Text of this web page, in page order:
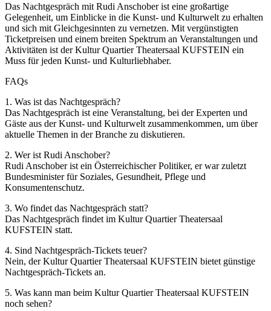
Das Nachtgespräch mit Rudi Anschober ist eine großartige
Gelegenheit, um Einblicke in die Kunst- und Kulturwelt zu erhalten
und sich mit Gleichgesinnten zu vernetzen. Mit vergünstigten
Ticketpreisen und einem breiten Spektrum an Veranstaltungen und
Aktivitäten ist der Kultur Quartier Theatersaal KUFSTEIN ein
Muss für jeden Kunst- und Kulturliebhaber.
FAQs
1. Was ist das Nachtgespräch?
Das Nachtgespräch ist eine Veranstaltung, bei der Experten und
Gäste aus der Kunst- und Kulturwelt zusammenkommen, um über
aktuelle Themen in der Branche zu diskutieren.
2. Wer ist Rudi Anschober?
Rudi Anschober ist ein Österreichischer Politiker, er war zuletzt
Bundesminister für Soziales, Gesundheit, Pflege und
Konsumentenschutz.
3. Wo findet das Nachtgespräch statt?
Das Nachtgespräch findet im Kultur Quartier Theatersaal
KUFSTEIN statt.
4. Sind Nachtgespräch-Tickets teuer?
Nein, der Kultur Quartier Theatersaal KUFSTEIN bietet günstige
Nachtgespräch-Tickets an.
5. Was kann man beim Kultur Quartier Theatersaal KUFSTEIN
noch sehen?